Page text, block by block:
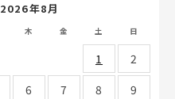
2026年8月
木 金 土 日
1
2
6 7 8
9